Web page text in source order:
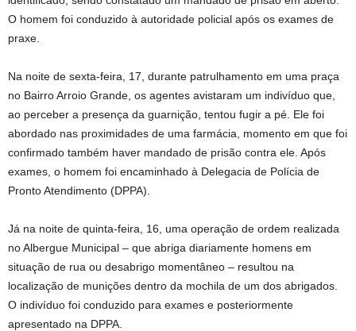
O homem foi conduzido à autoridade policial após os exames de
praxe.
Na noite de sexta-feira, 17, durante patrulhamento em uma praça
no Bairro Arroio Grande, os agentes avistaram um indivíduo que,
ao perceber a presença da guarnição, tentou fugir a pé. Ele foi
abordado nas proximidades de uma farmácia, momento em que foi
confirmado também haver mandado de prisão contra ele. Após
exames, o homem foi encaminhado à Delegacia de Polícia de
Pronto Atendimento (DPPA).
Já na noite de quinta-feira, 16, uma operação de ordem realizada
no Albergue Municipal – que abriga diariamente homens em
situação de rua ou desabrigo momentâneo – resultou na
localização de munições dentro da mochila de um dos abrigados.
O indivíduo foi conduzido para exames e posteriormente
apresentado na DPPA.